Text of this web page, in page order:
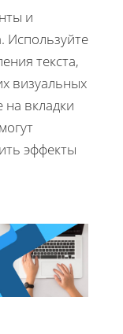
и
Используйте
текста,
визуальных
вкладки
эффекты